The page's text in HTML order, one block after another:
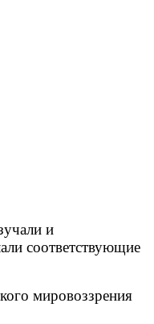
и
соответствующие
мировоззрения